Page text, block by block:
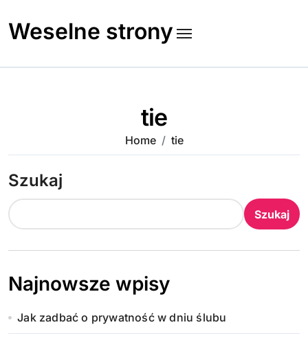
to
content
Weselne strony
tie
Home tie
Szukaj
Szukaj
Najnowsze wpisy
Jak zadbać o prywatność w dniu ślubu